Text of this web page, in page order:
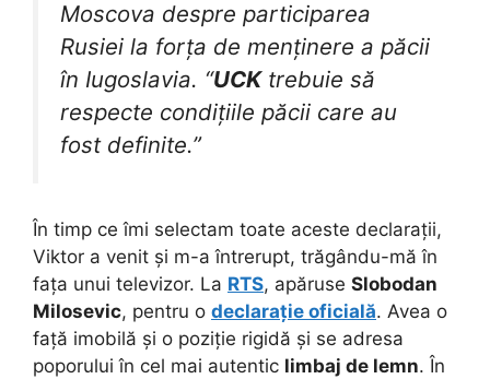
Moscova despre participarea
Rusiei la forța de menținere a păcii
în Iugoslavia. “UCKtrebuie să
respecte condițiile păcii care au
fost definite.”
În timp ce îmi selectam toate aceste declarații,
Viktor a venit și m-a întrerupt, trăgându-mă în
fața unui televizor. La RTS, apăruse Slobodan
Milosevic, pentru o declarație oficială. Avea o
față imobilă și o poziție rigidă și se adresa
poporului în cel mai autentic limbaj de lemn. În